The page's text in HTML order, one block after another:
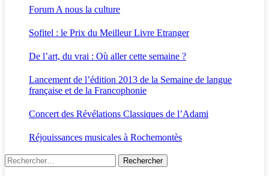
Forum A nous la culture
Sofitel : le Prix du Meilleur Livre Etranger
De l’art, du vrai : Où aller cette semaine ?
Lancement de l’édition 2013 de la Semaine de langue
française et de la Francophonie
Concert des Révélations Classiques de l’Adami
Réjouissances musicales à Rochemontès
Rechercher :